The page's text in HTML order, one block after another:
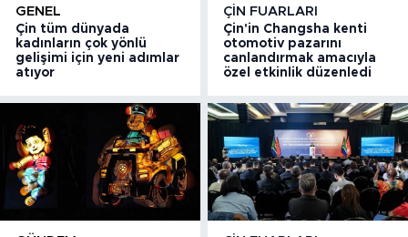
GENEL
Çin tüm dünyada
kadınların çok yönlü
gelişimi için yeni adımlar
atıyor
ÇIN FUARLARI
Çin'in Changsha kenti
otomotiv pazarını
canlandırmak amacıyla
özel etkinlik düzenledi